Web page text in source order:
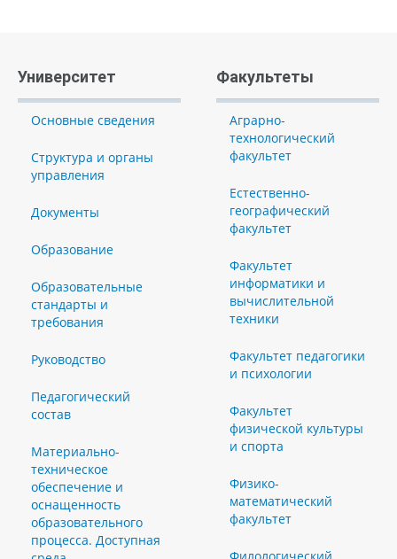
Университет
Основные сведения
Структура и органы
управления
Документы
Образование
Образовательные
стандарты и
требования
Руководство
Педагогический
состав
Материально-
техническое
обеспечение и
оснащенность
образовательного
процесса. Доступная
Факультеты
Аграрно-
технологический
факультет
Естественно-
географический
факультет
Факультет
информатики и
вычислительной
техники
Факультет педагогики
и психологии
Факультет
физической культуры
и спорта
Физико-
математический
факультет
Филологический